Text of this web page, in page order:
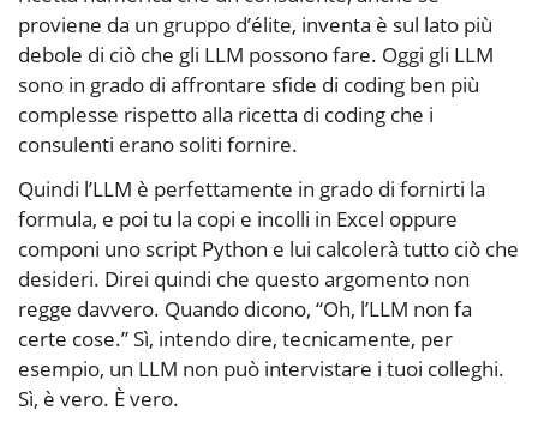
proviene da un gruppo d’élite, inventa è sul lato più
debole di ciò che gli LLM possono fare. Oggi gli LLM
sono in grado di affrontare sfide di coding ben più
complesse rispetto alla ricetta di coding che i
consulenti erano soliti fornire.
Quindi l’LLM è perfettamente in grado di fornirti la
formula, e poi tu la copi e incolli in Excel oppure
componi uno script Python e lui calcolerà tutto ciò che
desideri. Direi quindi che questo argomento non
regge davvero. Quando dicono, “Oh, l’LLM non fa
certe cose.” Sì, intendo dire, tecnicamente, per
esempio, un LLM non può intervistare i tuoi colleghi.
Sì, è vero. È vero.